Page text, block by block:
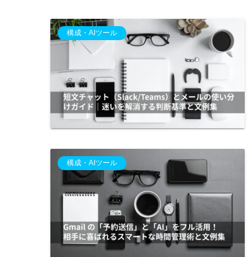
構成・AIツール
構成・AIツール